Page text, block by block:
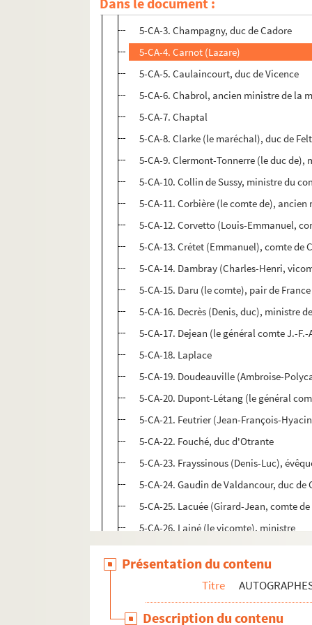
5-CA-2. Bruix (Eustache), amiral
5-CA-3. Champagny, duc de Cadore
5-CA-4. Carnot (Lazare)
5-CA-5. Caulaincourt, duc de Vicence
5-CA-6. Chabrol, ancien ministre de la
5-CA-7. Chaptal
5-CA-8. Clarke (le maréchal), duc de
5-CA-9. Clermont-Tonnerre (le duc de),
5-CA-10. Collin de Sussy, ministre du
5-CA-11. Corbière (le comte de), ancien
5-CA-12. Corvetto (Louis-Emmanuel,
5-CA-13. Crétet (Emmanuel), comte
5-CA-14. Dambray (Charles-Henri,
5-CA-15. Daru (le comte), pair de France
5-CA-16. Decrès (Denis, duc), ministre
5-CA-17. Dejean (le général comte J.-F.-
5-CA-18. Laplace
5-CA-19. Doudeauville (Ambroise-
5-CA-20. Dupont-Létang (le général
5-CA-21. Feutrier (Jean-François-
5-CA-22. Fouché, duc d'Otrante
5-CA-23. Frayssinous (Denis-Luc),
5-CA-24. Gaudin de Valdancour, duc de
5-CA-25. Lacuée (Girard-Jean, comte
5-CA-26. Lainé (le vicomte), ministre
5-CA-27. La Tour-Maubourg (Marie-
5-CA-28. Louis (le baron Joseph-
5-CA-29. Malouet (le baron Pierre-
5-CA-30. Marbois (François), marquis
Présentation du contenu
Titre
Description du contenu